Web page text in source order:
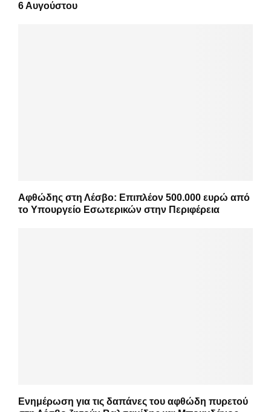
6 Αυγούστου
Αφθώδης στη Λέσβο: Επιπλέον 500.000 ευρώ από
το Υπουργείο Εσωτερικών στην Περιφέρεια
Ενημέρωση για τις δαπάνες του αφθώδη πυρετού